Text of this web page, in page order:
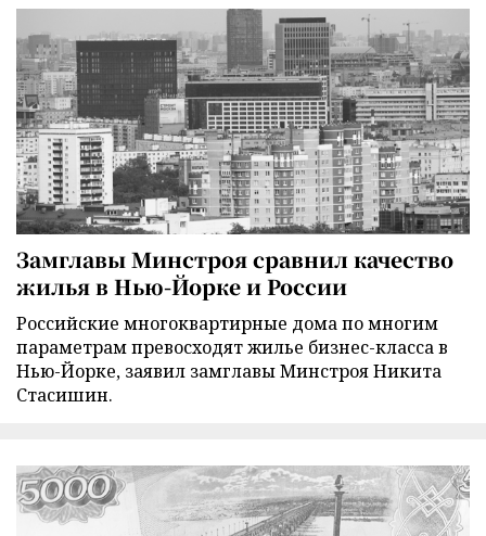
Замглавы Минстроя сравнил качество
жилья в Нью-Йорке и России
Российские многоквартирные дома по многим
параметрам превосходят жилье бизнес-класса в
Нью-Йорке, заявил замглавы Минстроя Никита
Стасишин.